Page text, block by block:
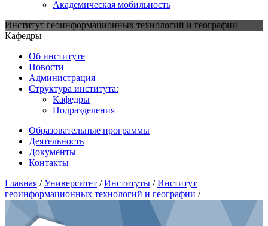
Академическая мобильность
Институт геоинформационных технологий и географии
Кафедры
Об институте
Новости
Администрация
Структура института:
Кафедры
Подразделения
Образовательные программы
Деятельность
Документы
Контакты
Главная /Университет /Институты /Институт
геоинформационных технологий и географии /